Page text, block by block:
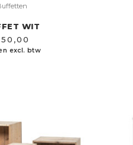
WIT
50,00
excl. btw